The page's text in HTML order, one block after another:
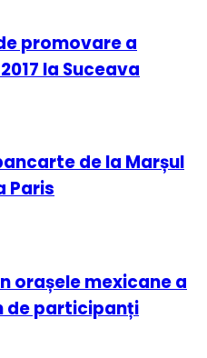
promovare a
la Suceava
de la Marșul
Paris
orașele mexicane a
de participanți